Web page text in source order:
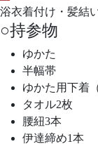
浴衣着付け・髪結
○持参物
ゆかた
半幅帯
ゆかた用下着
タオル2枚
腰紐3本
伊達締め1本